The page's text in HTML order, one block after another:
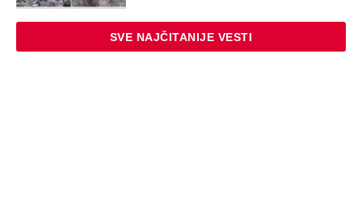
SVE NAJČITANIJE VESTI